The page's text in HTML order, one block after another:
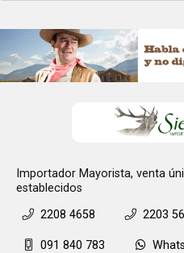
Importador Mayorista, venta
establecidos
2208 4658
2203
091 840 783